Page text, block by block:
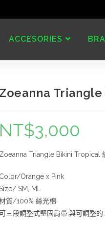
ACCESORIES
Zoeanna
NT$3,000
Zoeanna Triangle Bikini Tropical
Color/Orange x Pink
SM, ML
質/100% 絲光棉
三段調整式堅固肩帶,與可調整的